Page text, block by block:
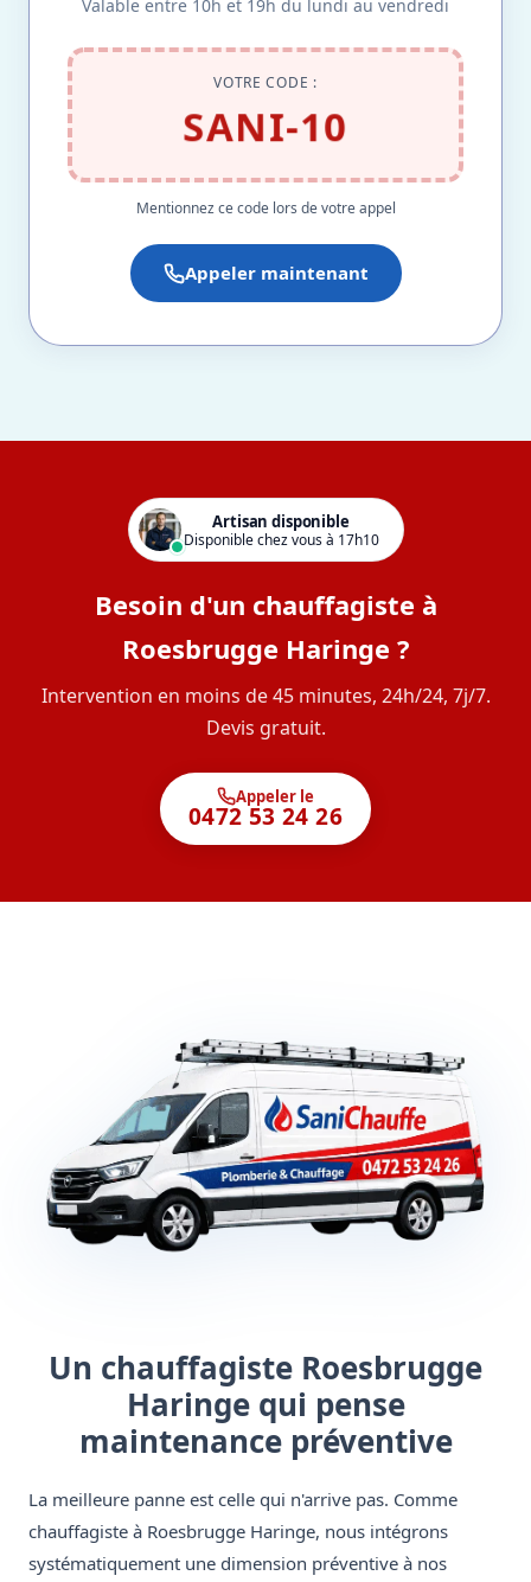
Valable entre 10h et 19h du lundi au vendredi
VOTRE CODE :
SANI-10
Mentionnez ce code lors de votre appel
Appeler maintenant
Artisan disponible
Disponible chez vous à 17h10
Besoin d'un chauffagiste à
Roesbrugge Haringe ?
Intervention en moins de 45 minutes, 24h/24, 7j/7.
Devis gratuit.
Appeler le
0472 53 24 26
Un chauffagiste Roesbrugge
Haringe qui pense
maintenance préventive
La meilleure panne est celle qui n'arrive pas. Comme
chauffagiste à Roesbrugge Haringe, nous intégrons
systématiquement une dimension préventive à nos